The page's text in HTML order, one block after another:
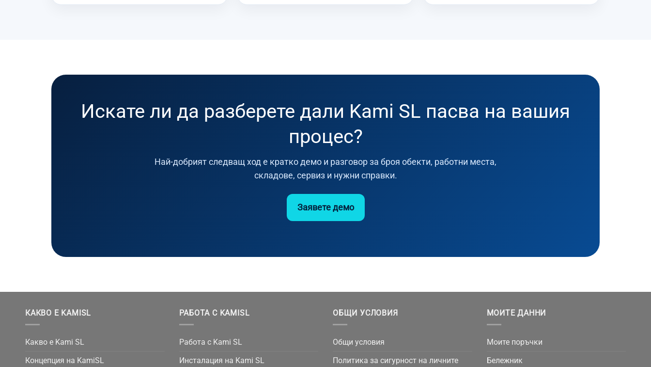
Искате ли да разберете дали Kami SL пасва на вашия
процес?
Най-добрият следващ ход е кратко демо и разговор за броя обекти, работни места,
складове, сервиз и нужни справки.
Заявете демо
КАКВО Е KAMISL
Какво е Kami SL
Концепция на KamiSL
РАБОТА С KAMISL
Работа с Kami SL
Инсталация на Kami SL
ОБЩИ УСЛОВИЯ
Общи условия
Политика за сигурност на личните
МОИТЕ ДАННИ
Моите поръчки
Бележник